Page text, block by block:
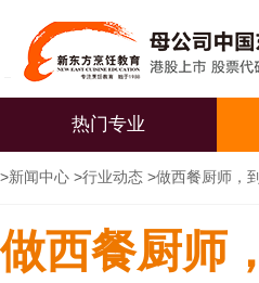
热门专业
>新闻中心 >行业动态 >做西餐厨师，
做西餐厨师